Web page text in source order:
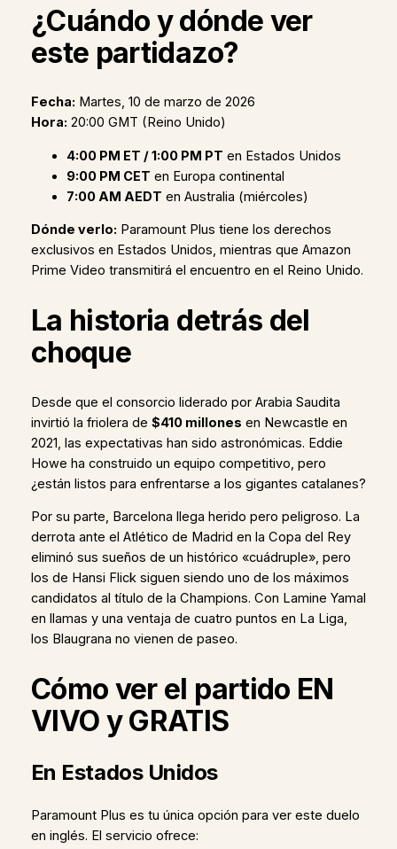
¿Cuándo y dónde ver
este partidazo?
Fecha: Martes, 10 de marzo de 2026
Hora: 20:00 GMT (Reino Unido)
4:00 PM ET / 1:00 PM PT en Estados Unidos
9:00 PM CET en Europa continental
7:00 AM AEDT en Australia (miércoles)
Dónde verlo: Paramount Plus tiene los derechos
exclusivos en Estados Unidos, mientras que Amazon
Prime Video transmitirá el encuentro en el Reino Unido.
La historia detrás del
choque
Desde que el consorcio liderado por Arabia Saudita
invirtió la friolera de $410 millones en Newcastle en
2021, las expectativas han sido astronómicas. Eddie
Howe ha construido un equipo competitivo, pero
¿están listos para enfrentarse a los gigantes catalanes?
Por su parte, Barcelona llega herido pero peligroso. La
derrota ante el Atlético de Madrid en la Copa del Rey
eliminó sus sueños de un histórico «cuádruple», pero
los de Hansi Flick siguen siendo uno de los máximos
candidatos al título de la Champions. Con Lamine Yamal
en llamas y una ventaja de cuatro puntos en La Liga,
los Blaugrana no vienen de paseo.
Cómo ver el partido EN
VIVO y GRATIS
En Estados Unidos
Paramount Plus es tu única opción para ver este duelo
en inglés. El servicio ofrece: